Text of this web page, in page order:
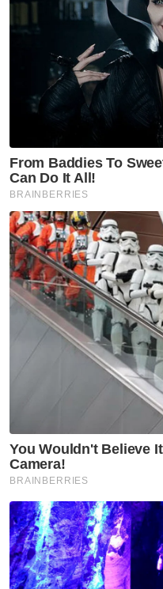
Wei Chong-Kai Wun
perhitungan dengan
Lee-Ty Alexander
pertama Terbuka
lawan dari Jepun,
menanti mereka
All England 2024.
Dalam
walaupun tidak
sasaran spesifik
Terbuka Perancis
membantu
itu mencapai
Olimpik 2024 di